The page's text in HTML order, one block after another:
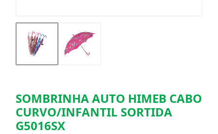
SOMBRINHA AUTO HIMEB CABO
CURVO/INFANTIL SORTIDA
G5016SX